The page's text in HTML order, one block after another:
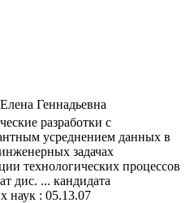
Геннадьевна
разработки с
усреднением данных в
задачах
технологических процессов
дис. ... кандидата
наук : 05.13.07